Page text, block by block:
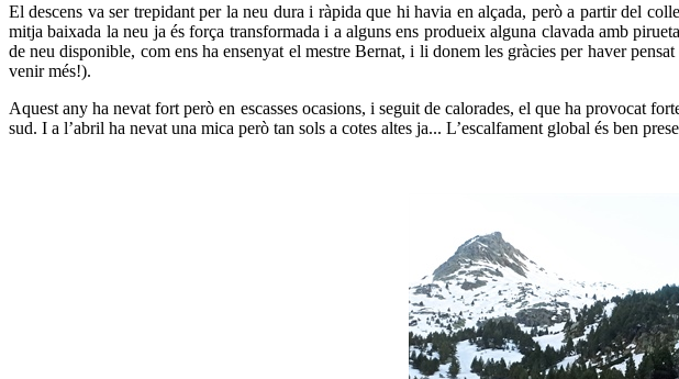
El descens va ser trepidant per la neu dura i ràpida que hi havia en alçada, però a partir del
mitja baixada la neu ja és força transformada i a alguns ens produeix alguna clavada amb
de neu disponible, com ens ha ensenyat el mestre Bernat, i li donem les gràcies per haver
venir més!).
Aquest any ha nevat fort però en escasses ocasions, i seguit de calorades, el que ha provocat
sud. I a l’abril ha nevat una mica però tan sols a cotes altes ja... L’escalfament global és ben